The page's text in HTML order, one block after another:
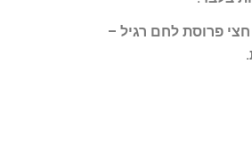
פרוסת לחם רגיל –
.